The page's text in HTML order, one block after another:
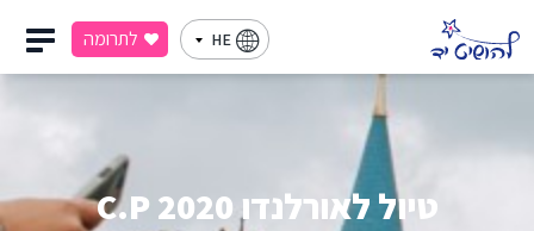
HE לתרומה
טיול לאורלנדו C.P 2020